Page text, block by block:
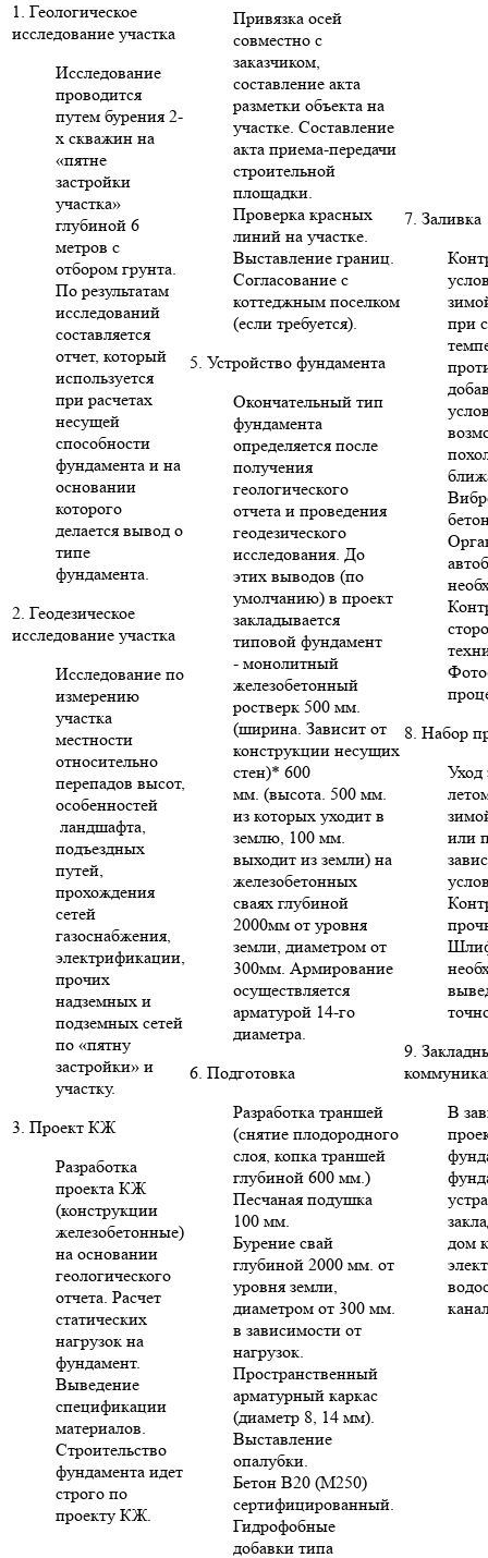
1. Геологическое
исследование участка
Исследование
проводится
путем бурения 2-
х скважин на
«пятне
застройки
участка»
глубиной 6
метров с
отбором грунта.
По результатам
исследований
составляется
отчет, который
используется
при расчетах
несущей
способности
фундамента и на
основании
которого
делается вывод о
типе
фундамента.
2. Геодезическое
исследование участка
Исследование по
измерению
участка
местности
относительно
перепадов высот,
особенностей
ландшафта,
подъездных
путей,
прохождения
сетей
газоснабжения,
электрификации,
прочих
надземных и
подземных сетей
по «пятну
застройки» и
участку.
3. Проект КЖ
Разработка
проекта КЖ
(конструкции
железобетонные)
на основании
геологического
отчета. Расчет
статических
нагрузок на
фундамент.
Выведение
спецификации
материалов.
Строительство
фундамента идет
строго по
проекту КЖ.
Привязка осей
совместно с
заказчиком,
составление акта
разметки объекта на
участке. Составление
акта приема-передачи
строительной
площадки.
Проверка красных
линий на участке.
Выставление границ.
Согласование с
коттеджным поселком
(если требуется).
5. Устройство фундамента
Окончательный тип
фундамента
определяется после
получения
геологического
отчета и проведения
геодезического
исследования. До
этих выводов (по
умолчанию) в проект
закладывается
типовой фундамент
- монолитный
железобетонный
ростверк 500 мм.
(ширина. Зависит от
конструкции несущих
стен)* 600
мм. (высота. 500 мм.
из которых уходит в
землю, 100 мм.
выходит из земли) на
железобетонных
сваях глубиной
2000мм от уровня
земли, диаметром от
300мм. Армирование
осуществляется
арматурой 14-го
диаметра.
6. Подготовка
Разработка траншей
(снятие плодородного
слоя, копка траншей
глубиной 600 мм.)
Песчаная подушка
100 мм.
Бурение свай
глубиной 2000 мм. от
уровня земли,
диаметром от 300 мм.
в зависимости от
нагрузок.
Пространственный
арматурный каркас
(диаметр 8, 14 мм).
Выставление
опалубки.
Бетон В20 (М250)
сертифицированный.
Гидрофобные
добавки типа
7. Заливка
при
8. Набор
Уход
или
9.
В
дом